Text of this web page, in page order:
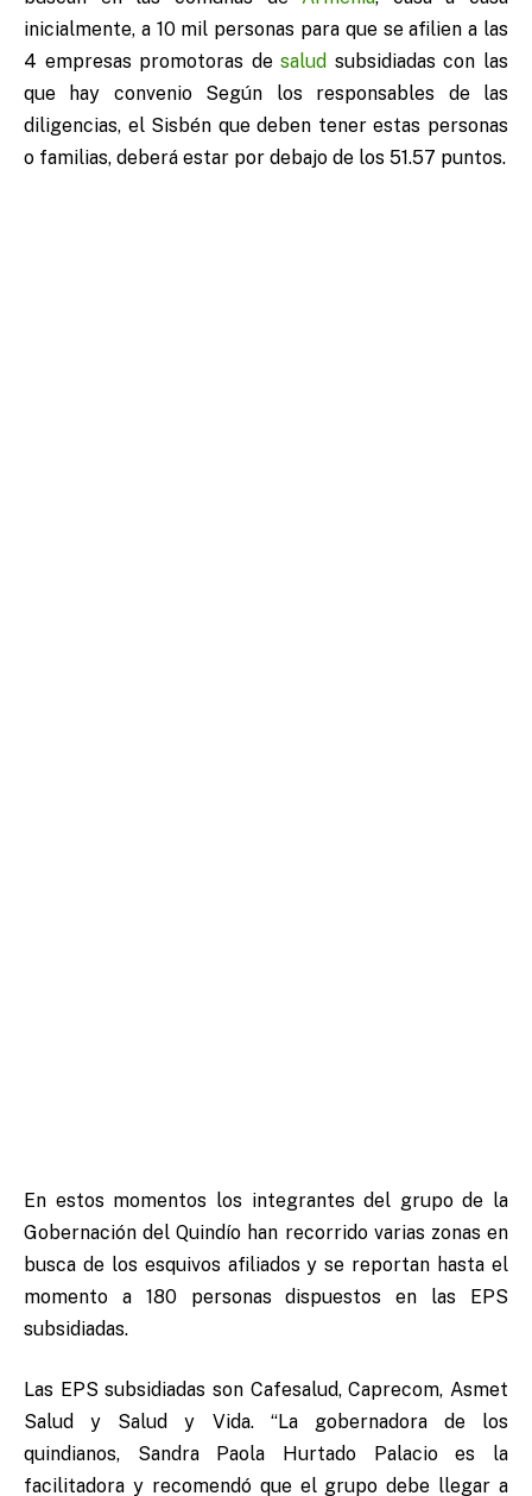
inicialmente, a 10 mil personas para que se afilien a las
4 empresas promotoras desalud subsidiadas con las
que hay convenio Según los responsables de las
diligencias, el Sisbén que deben tener estas personas
o familias, deberá estar por debajo de los 51.57 puntos.
En estos momentos los integrantes del grupo de la
Gobernación del Quindío han recorrido varias zonas en
busca de los esquivos afiliados y se reportan hasta el
momento a 180 personas dispuestos en las EPS
subsidiadas.
Las EPS subsidiadas son Cafesalud, Caprecom, Asmet
Salud y Salud y Vida. “La gobernadora de los
quindianos, Sandra Paola Hurtado Palacio es la
facilitadora y recomendó que el grupo debe llegar a